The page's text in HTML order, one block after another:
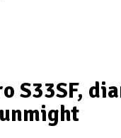
S33SF,